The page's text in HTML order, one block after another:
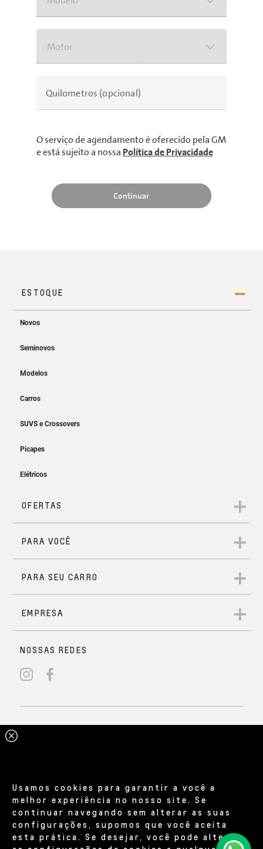
Usamos cookies para garantir a você a
melhor experiência no nosso site. Se
continuar navegando sem alterar as suas
configurações, supomos que você aceita
esta prática. Se desejar, você pode alterar